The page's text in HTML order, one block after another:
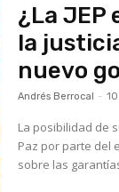
¿La JEP
la
nuevo
Andrés Berrocal -
La posibilidad de
Paz por parte del
sobre las